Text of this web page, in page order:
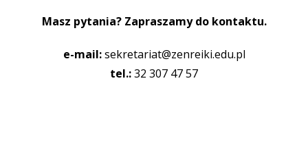
Masz pytania? Zapraszamy do kontaktu.
e-mail:sekretariat@zenreiki.edu.pl
tel.:32 307 47 57